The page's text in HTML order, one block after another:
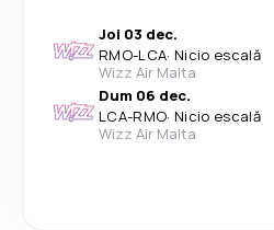
Joi 03 dec.
RMO-LCA· Nicio escală
Wizz Air Malta
Dum 06 dec.
LCA-RMO· Nicio escală
Wizz Air Malta